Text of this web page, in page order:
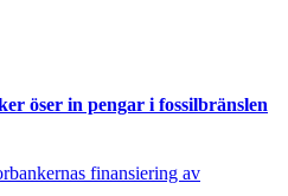
öser in pengar i fossilbränslen
finansiering av